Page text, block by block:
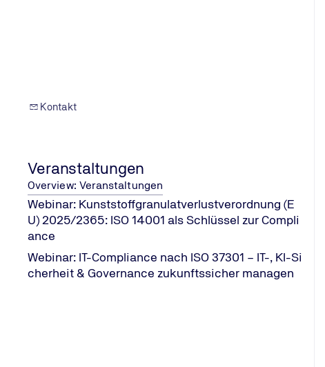
Kontakt
Veranstaltungen
Overview: Veranstaltungen
Webinar: Kunststoffgranulatverlustverordnung (E
U) 2025/2365: ISO 14001 als Schlüssel zur Compli
ance
Webinar: IT-Compliance nach ISO 37301 – IT-, KI-Si
cherheit & Governance zukunftssicher managen
Kontakt
TÜV NORD weltweit
Allgemeine Geschäftsbedingungen
TÜV NORD Newsletter abonnieren
UNTERNEHMEN